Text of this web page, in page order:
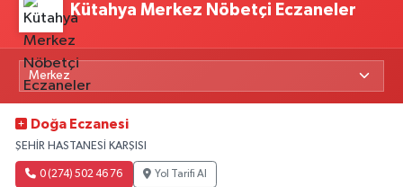
Kütahya Merkez Nöbetçi Eczaneler
Doğa Eczanesi
ŞEHİR HASTANESİ KARŞISI
0 (274) 502 46 76 Yol Tarifi Al